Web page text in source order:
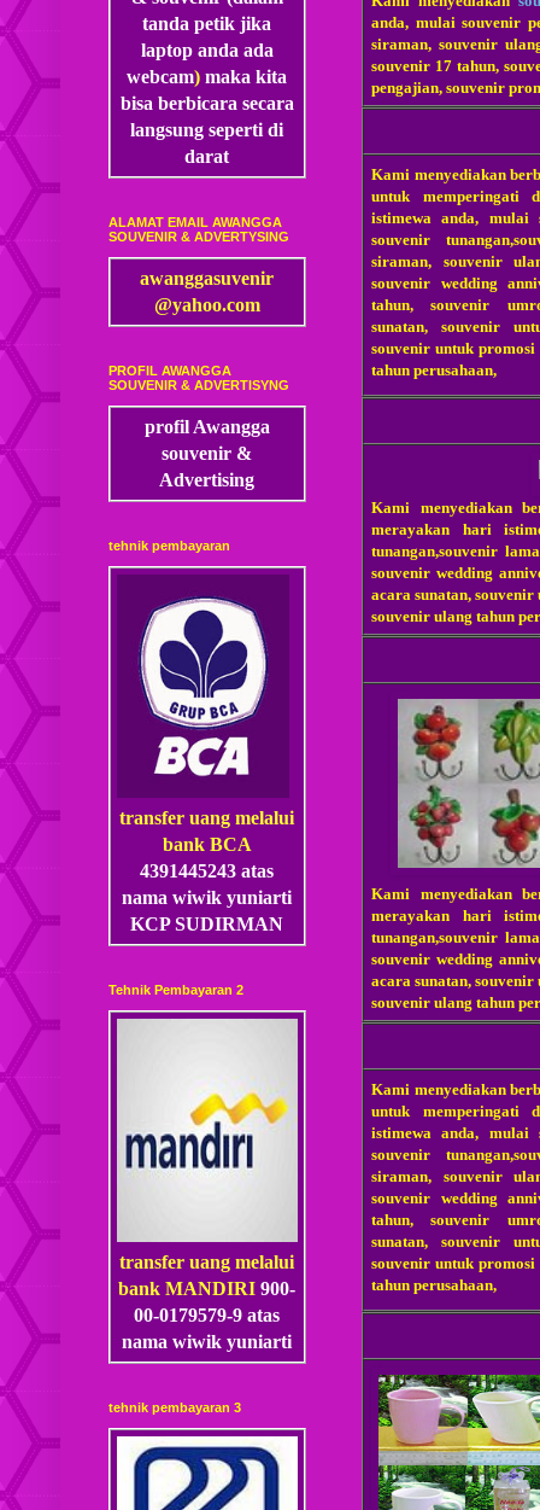
anda, mulai souvenir
siraman, souvenir
souvenir 17 tahun,
pengajian, souvenir
Kami menyediakan
untuk memperingati
istimewa anda, mulai
souvenir
siraman, souvenir
souvenir wedding
tahun, souvenir
sunatan, souvenir
souvenir untuk promosi
tahun perusahaan,
Kami menyediakan
merayakan hari
tunangan,souvenir
souvenir wedding
acara sunatan,
souvenir ulang tahun
Kami menyediakan
merayakan hari
tunangan,souvenir
souvenir wedding
acara sunatan,
souvenir ulang tahun
Kami menyediakan
untuk memperingati
istimewa anda, mulai
souvenir
siraman, souvenir
souvenir wedding
tahun, souvenir
sunatan, souvenir
souvenir untuk promosi
tahun perusahaan,
tanda petik jika
laptop anda ada
webcam)maka kita
bisa berbicara secara
langsung seperti di
darat
ALAMAT EMAIL AWANGGA
SOUVENIR & ADVERTYSING
awanggasuvenir
@yahoo.com
PROFIL AWANGGA
SOUVENIR & ADVERTISYNG
profil Awangga
souvenir &
Advertising
tehnik pembayaran
transfer uang melalui
bank BCA
4391445243 atas
nama wiwik yuniarti
KCP SUDIRMAN
Tehnik Pembayaran 2
transfer uang melalui
bank MANDIRI900-
00-0179579-9 atas
nama wiwik yuniarti
tehnik pembayaran 3